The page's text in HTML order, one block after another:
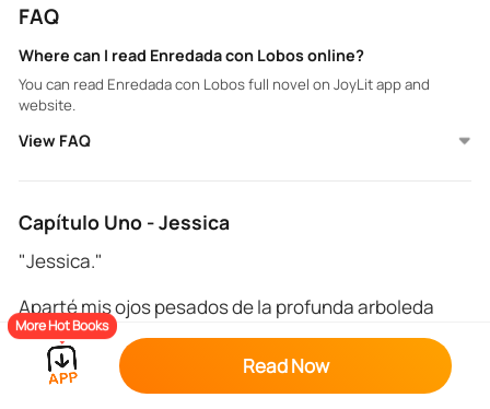
abuela, se muda a la pintoresca mansión enclavada
en el bosque. Allí es recibida por su primo, Jacob, y
sus extraños y apuestos amigos. No es hasta que se
ve atrapada en medio de sus secretos que se da
cuenta de que es la clave para su supervivencia y
que uno de sus amigos ha estado apareciendo en
FAQ
Where can I read Enredada con Lobos online?
You can read Enredada con Lobos full novel on JoyLit app and
website.
View FAQ
Capítulo Uno - Jessica
"Jessica."
Aparté mis ojos pesados de la profunda arboleda
detrás de la finca de mi abuela.
Hacía semanas que no tenía una buena noche de
More Hot Books
Read Now